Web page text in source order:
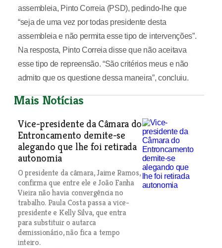
assembleia, Pinto Correia (PSD), pedindo-lhe que
“seja de uma vez por todas presidente desta
assembleia e não permita esse tipo de intervenções”.
Na resposta, Pinto Correia disse que não aceitava
esse tipo de repreensão. “São critérios meus e não
admito que os questione dessa maneira”, concluiu.
Mais Notícias
Vice-presidente da Câmara do
Entroncamento demite-se
alegando que lhe foi retirada
autonomia
O presidente da câmara, Jaime Ramos,
confirma que entre ele e João Fanha
Vieira não havia convergência no
trabalho. Paula Costa passa a vice-
presidente e Kelly Silva, que entra
para substituir o autarca
demissionário, não fica a tempo
inteiro.